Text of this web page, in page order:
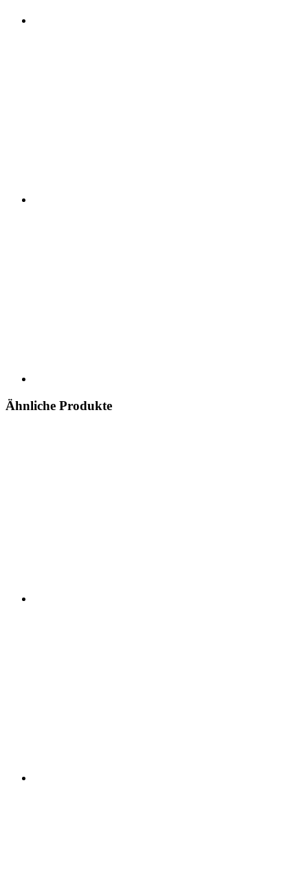
Ähnliche Produkte